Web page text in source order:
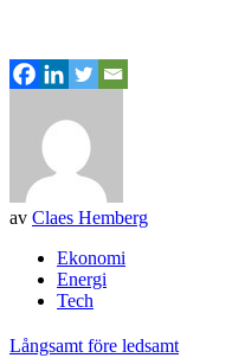
av Claes Hemberg
Ekonomi
Energi
Tech
Inläggsnavigering
Långsamt före ledsamt